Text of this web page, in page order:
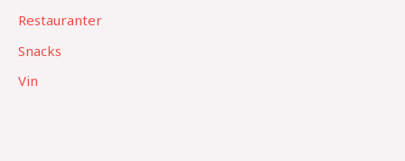
Restauranter
Snacks
Vin